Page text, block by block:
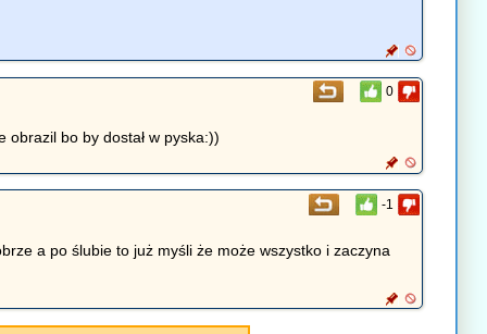
0
obrazil bo by dostał w pyska:))
-1
a po ślubie to już myśli że może wszystko i zaczyna